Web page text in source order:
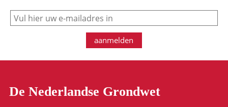
e-mail
aanmelden
De Nederlandse Grondwet